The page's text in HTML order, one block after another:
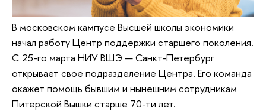
В московском кампусе Высшей школы экономики
начал работу Центр поддержки старшего поколения.
С 25-го марта НИУ ВШЭ — Санкт-Петербург
открывает свое подразделение Центра. Его команда
окажет помощь бывшим и нынешним сотрудникам
Питерской Вышки старше 70-ти лет.